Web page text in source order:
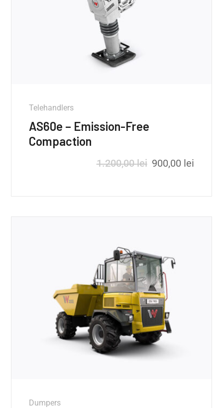
Telehandlers
AS60e – Emission-Free
Compaction
1.200,00lei 900,00 lei
Dumpers